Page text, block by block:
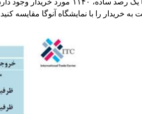
خریدار را با نمایشگاه آنوگا مقایسه